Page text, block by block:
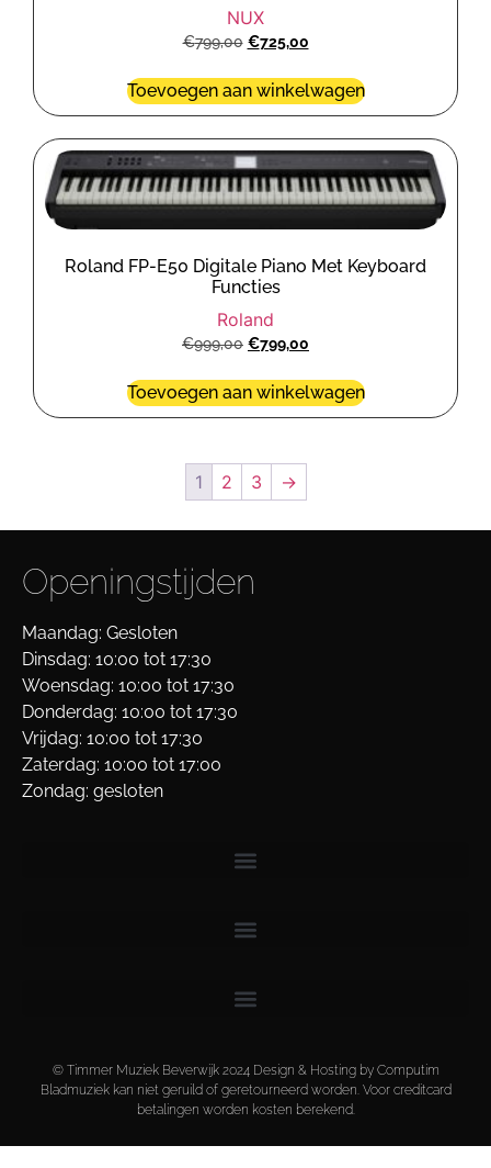
NUX
€799,00 €725,00
Toevoegen aan winkelwagen
Roland FP-E50 Digitale Piano Met Keyboard
Functies
Roland
€999,00 €799,00
Toevoegen aan winkelwagen
1 2 3 →
Openingstijden
Maandag: Gesloten
Dinsdag: 10:00 tot 17:30
Woensdag: 10:00 tot 17:30
Donderdag: 10:00 tot 17:30
Vrijdag: 10:00 tot 17:30
Zaterdag: 10:00 tot 17:00
Zondag: gesloten
© Timmer Muziek Beverwijk 2024 Design & Hosting by Computim
Bladmuziek kan niet geruild of geretourneerd worden. Voor creditcard
betalingen worden kosten berekend.